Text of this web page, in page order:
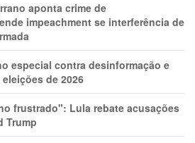
aponta crime de
impeachment se interferência de
especial contra desinformação e
de 2026
frustrado": Lula rebate acusações
Trump